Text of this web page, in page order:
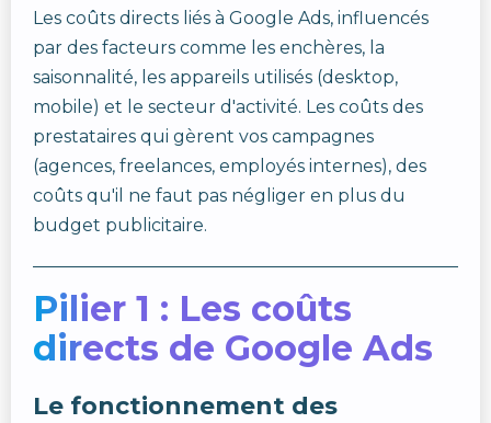
Les coûts directs liés à Google Ads, influencés
par des facteurs comme les enchères, la
saisonnalité, les appareils utilisés (desktop,
mobile) et le secteur d'activité. Les coûts des
prestataires qui gèrent vos campagnes
(agences, freelances, employés internes), des
coûts qu'il ne faut pas négliger en plus du
budget publicitaire.
Pilier 1 : Les coûts
directs de Google Ads
Le fonctionnement des